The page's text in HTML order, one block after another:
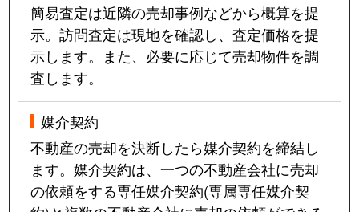
簡易査定は近隣の売却事例などから概算を提
示。訪問査定は現地を確認し、査定価格を提
示します。また、必要に応じて売却物件を調
査します。
媒介契約
不動産の売却を決断したら媒介契約を締結し
ます。媒介契約は、一つの不動産会社に売却
の依頼をする専任媒介契約(専属専任媒介契